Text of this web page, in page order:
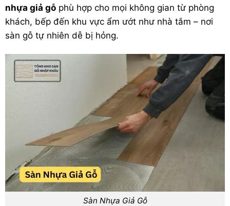
nhựa giả gỗ phù hợp cho mọi không gian từ phòng
khách, bếp đến khu vực ẩm ướt như nhà tắm – nơi
sàn gỗ tự nhiên dễ bị hỏng.
Sàn Nhựa Giả Gỗ